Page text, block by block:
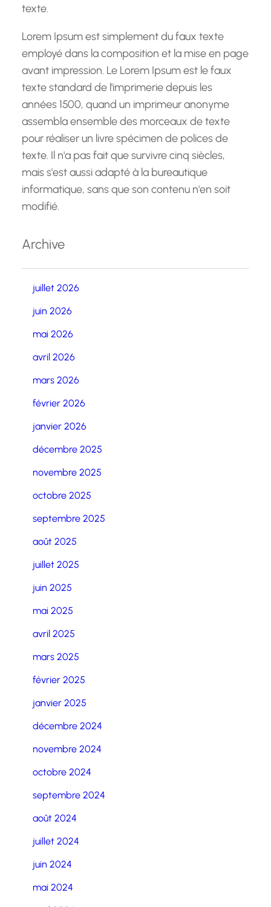
texte.
Lorem Ipsum est simplement du faux texte
employé dans la composition et la mise en page
avant impression. Le Lorem Ipsum est le faux
texte standard de l'imprimerie depuis les
années 1500, quand un imprimeur anonyme
assembla ensemble des morceaux de texte
pour réaliser un livre spécimen de polices de
texte. Il n'a pas fait que survivre cinq siècles,
mais s'est aussi adapté à la bureautique
informatique, sans que son contenu n'en soit
modifié.
Archive
juillet 2026
juin 2026
mai 2026
avril 2026
mars 2026
février 2026
janvier 2026
décembre 2025
novembre 2025
octobre 2025
septembre 2025
août 2025
juillet 2025
juin 2025
mai 2025
avril 2025
mars 2025
février 2025
janvier 2025
décembre 2024
novembre 2024
octobre 2024
septembre 2024
août 2024
juillet 2024
juin 2024
mai 2024